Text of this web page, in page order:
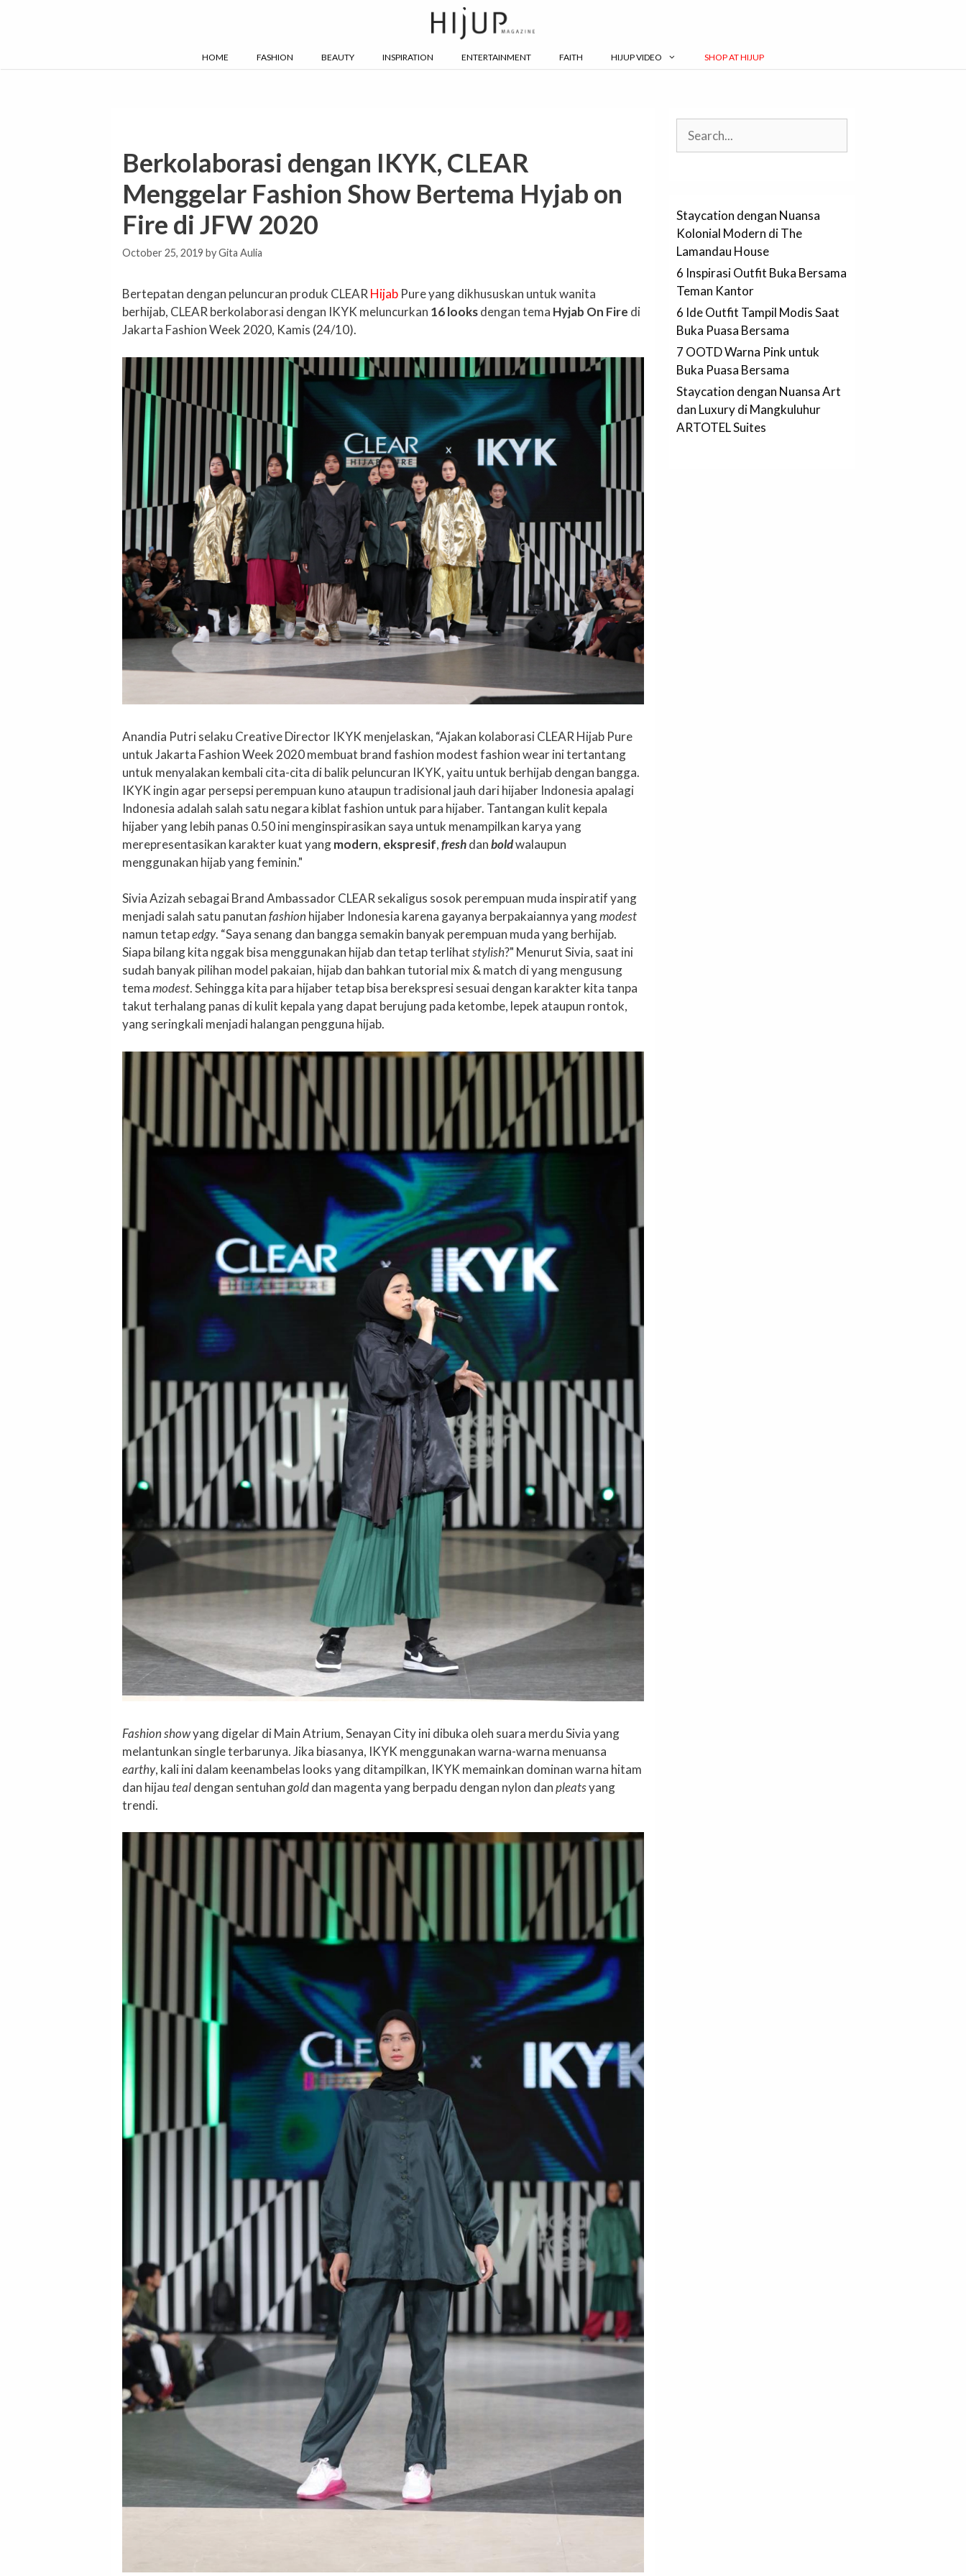
HOME FASHION BEAUTY INSPIRATION ENTERTAINMENT FAITH HIJUP VIDEO SHOP AT HIJUP
Berkolaborasi dengan IKYK, CLEAR
Menggelar Fashion Show Bertema Hyjab on
Fire di JFW 2020
October 25, 2019 byGita Aulia
Bertepatan dengan peluncuran produk CLEARHijab Pure yang dikhususkan untuk wanita
berhijab, CLEAR berkolaborasi dengan IKYK meluncurkan 16 looksdengan tema Hyjab On Fire di
Jakarta Fashion Week 2020, Kamis (24/10).
Anandia Putri selaku Creative Director IKYK menjelaskan, “Ajakan kolaborasi CLEAR Hijab Pure
untuk Jakarta Fashion Week 2020 membuat brand fashion modest fashion wear ini tertantang
untuk menyalakan kembali cita-cita di balik peluncuran IKYK, yaitu untuk berhijab dengan bangga.
IKYK ingin agar persepsi perempuan kuno ataupun tradisional jauh dari hijaber Indonesia apalagi
Indonesia adalah salah satu negara kiblat fashion untuk para hijaber. Tantangan kulit kepala
hijaber yang lebih panas 0.50 ini menginspirasikan saya untuk menampilkan karya yang
merepresentasikan karakter kuat yangmodern, ekspresif,freshdanboldwalaupun
menggunakan hijab yang feminin."
Sivia Azizah sebagai Brand Ambassador CLEAR sekaligus sosok perempuan muda inspiratif yang
menjadi salah satu panutanfashion hijaber Indonesia karena gayanya berpakaiannya yangmodest
namun tetapedgy. “Saya senang dan bangga semakin banyak perempuan muda yang berhijab.
Siapa bilang kita nggak bisa menggunakan hijab dan tetap terlihatstylish?" Menurut Sivia, saat ini
sudah banyak pilihan model pakaian, hijab dan bahkan tutorial mix & match di yang mengusung
temamodest. Sehingga kita para hijaber tetap bisa berekspresi sesuai dengan karakter kita tanpa
takut terhalang panas di kulit kepala yang dapat berujung pada ketombe, lepek ataupun rontok,
yang seringkali menjadi halangan pengguna hijab.
Fashion showyang digelar di Main Atrium, Senayan City ini dibuka oleh suara merdu Sivia yang
melantunkan single terbarunya. Jika biasanya, IKYK menggunakan warna-warna menuansa
earthy, kali ini dalam keenambelas looks yang ditampilkan, IKYK memainkan dominan warna hitam
dan hijau tealdengan sentuhangolddan magenta yang berpadu dengan nylon danpleatsyang
trendi.
Staycation dengan Nuansa
Kolonial Modern di The
Lamandau House
6 Inspirasi Outfit Buka Bersama
Teman Kantor
6 Ide Outfit Tampil Modis Saat
Buka Puasa Bersama
7 OOTD Warna Pink untuk
Buka Puasa Bersama
Staycation dengan Nuansa Art
dan Luxury di Mangkuluhur
ARTOTEL Suites